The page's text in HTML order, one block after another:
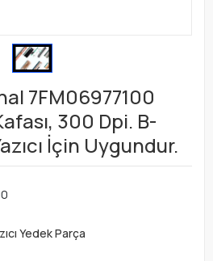
7FM06977100
300 Dpi. B-
İçin Uygundur.
Yedek Parça